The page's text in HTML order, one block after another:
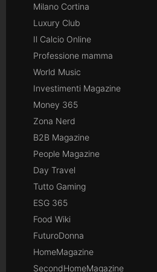
Milano Cortina
Luxury Club
Il Calcio Online
Professione mamma
World Music
Investimenti Magazine
Money 365
Zona Nerd
B2B Magazine
People Magazine
Day Travel
Tutto Gaming
ESG 365
Food Wiki
FuturoDonna
HomeMagazine
SecondHomeMagazine